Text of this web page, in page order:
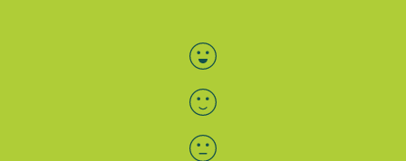
Bewertung auswählen